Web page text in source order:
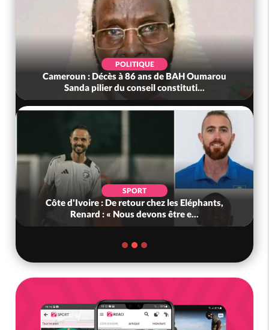
POLITIQUE
Cameroun : Décès à 86 ans de BAH Oumarou
Sanda pilier du conseil constituti...
SPORT
Côte d'Ivoire : De retour chez les Eléphants,
Renard : « Nous devons être e...